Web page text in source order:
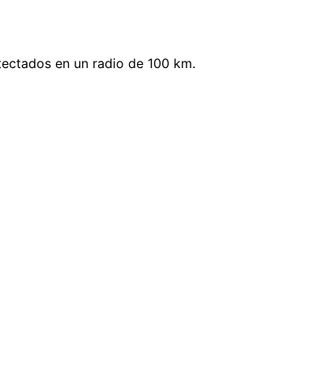
en un radio de 100 km.